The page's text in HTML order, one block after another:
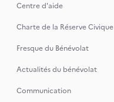
Centre d'aide
Charte de la Réserve Civique
Fresque du Bénévolat
Actualités du bénévolat
Communication